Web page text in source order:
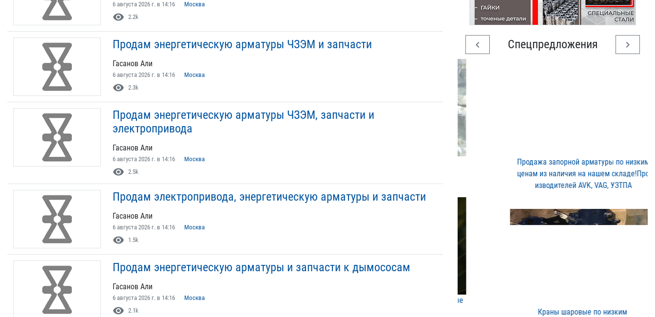
6 августа 2026 г. в 14:16 Москва
visibility 2.2k
Продам энергетическую арматуры ЧЗЭМ и запчасти
Гасанов Али
6 августа 2026 г. в 14:16 Москва
visibility 2.3k
Продам энергетическую арматуры ЧЗЭМ, запчасти и
электропривода
Гасанов Али
6 августа 2026 г. в 14:16 Москва
visibility 2.5k
Продам электропривода, энергетическую арматуры и запчасти
Гасанов Али
6 августа 2026 г. в 14:16 Москва
visibility 1.5k
Продам энергетическую арматуры и запчасти к дымососам
Гасанов Али
6 августа 2026 г. в 14:16 Москва
visibility 2.1k
chevron_left Спецпредложения chevron_right
Продажа запорной арматур​ы по низким
ценам из нал​ичия на нашем складе!Про​
изводителей AVK, VAG, УЗ​ТПА
Краны шаровые по низким ​